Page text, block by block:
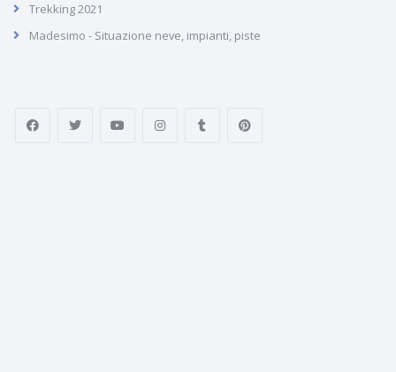
Trekking 2021
Madesimo - Situazione neve, impianti, piste